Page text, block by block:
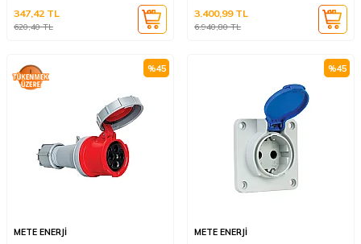
620,40TL
347,42 TL
6.940,80TL
3.400,99TL
%45
METE ENERJİ
%45
METE ENERJİ